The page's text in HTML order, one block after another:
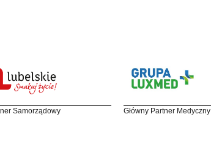
Samorządowy Główny Partner Medyczny